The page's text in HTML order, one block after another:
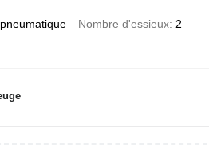
Nombre d'essieux 2